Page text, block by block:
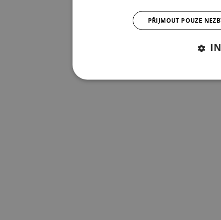
PŘIJMOUT POUZE